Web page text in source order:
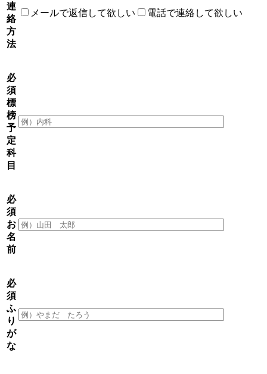
連
絡
方
法
メールで返信して欲しい 電話で連絡して欲しい
必
須
標
榜
予
定
科
目
必
須
お
名
前
必
須
ふ
り
が
な